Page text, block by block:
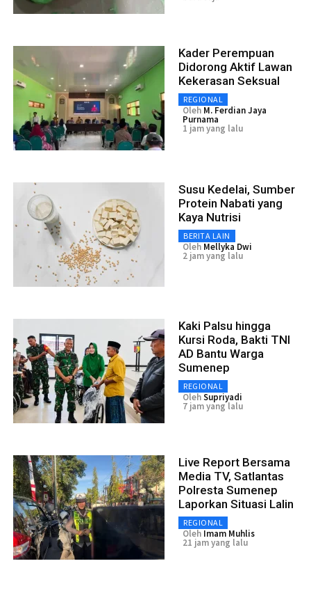
Kader Perempuan
Didorong Aktif Lawan
Kekerasan Seksual
REGIONAL
Oleh M. Ferdian Jaya
Purnama
1 jam yang lalu
Susu Kedelai, Sumber
Protein Nabati yang
Kaya Nutrisi
BERITA LAIN
Oleh Mellyka Dwi
2 jam yang lalu
Kaki Palsu hingga
Kursi Roda, Bakti TNI
AD Bantu Warga
Sumenep
REGIONAL
OlehSupriyadi
7 jam yang lalu
Live Report Bersama
Media TV, Satlantas
Polresta Sumenep
Laporkan Situasi Lalin
REGIONAL
Oleh Imam Muhlis
21 jam yang lalu